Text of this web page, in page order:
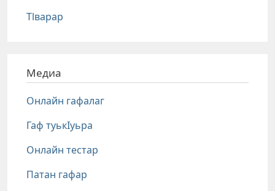
Тlварар
Медиа
Онлайн гафалаг
Гаф туькIуьра
Онлайн тестар
Патан гафар